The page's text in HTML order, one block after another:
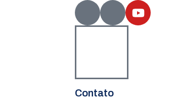
Contato